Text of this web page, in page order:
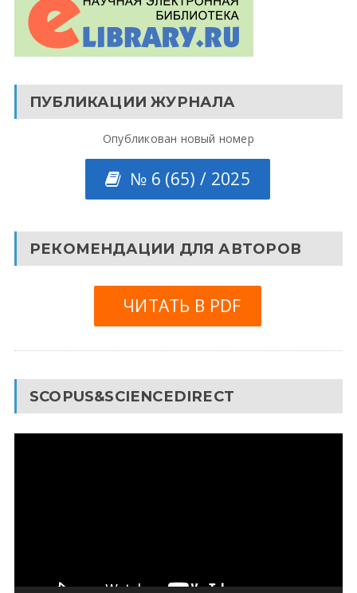
ПУБЛИКАЦИИ ЖУРНАЛА
Опубликован новый номер
№ 6 (65) / 2025
РЕКОМЕНДАЦИИ ДЛЯ АВТОРОВ
ЧИТАТЬ В PDF
SCOPUS&SCIENCEDIRECT